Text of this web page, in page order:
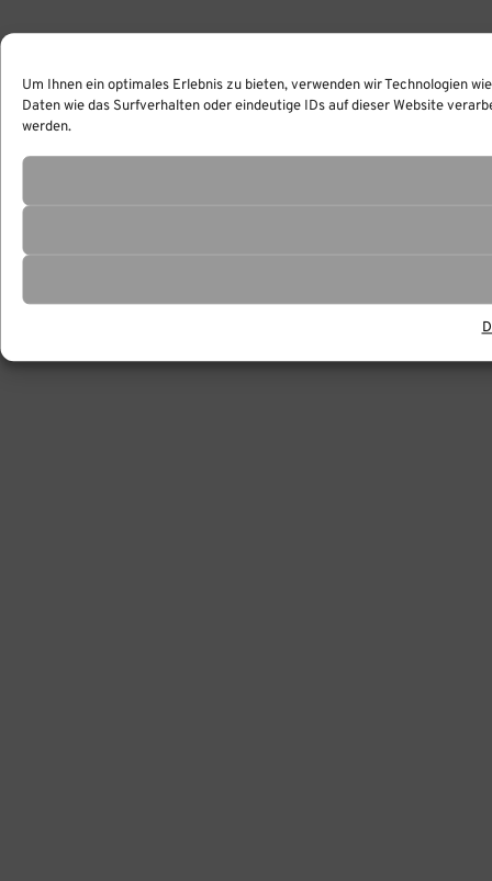
Um Ihnen ein optimales Erlebnis zu bieten, verwenden wir Technologien
Daten wie das Surfverhalten oder eindeutige IDs auf dieser Website
werden.